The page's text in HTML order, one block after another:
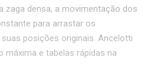
zaga densa, a movimentação dos
para arrastar os
posições originais. Ancelotti
máxima e tabelas rápidas na